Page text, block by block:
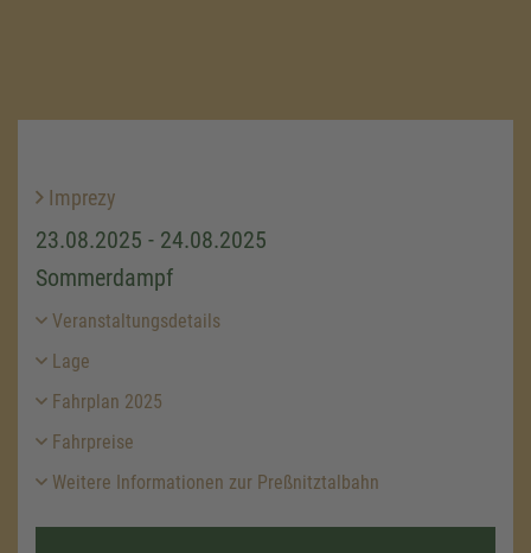
Imprezy
23.08.2025 - 24.08.2025
Sommerdampf
Veranstaltungsdetails
Lage
Fahrplan 2025
Fahrpreise
Weitere Informationen zur Preßnitztalbahn